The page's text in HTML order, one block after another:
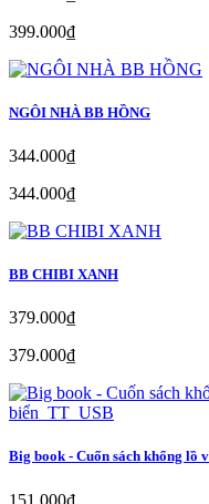
399.000₫
NGÔI NHÀ BB HỒNG
344.000₫
344.000₫
BB CHIBI XANH
379.000₫
379.000₫
Big book - Cuốn sách khổng lồ
151.000₫